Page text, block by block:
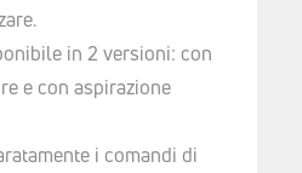
in 2 versioni: con
e con aspirazione
i comandi di